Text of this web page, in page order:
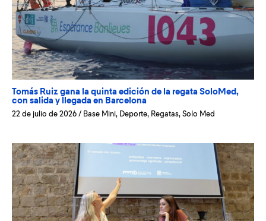
Tomás Ruiz gana la quinta edición de la regata SoloMed,
con salida y llegada en Barcelona
22 de julio de 2026 / Base Mini, Deporte, Regatas, Solo Med